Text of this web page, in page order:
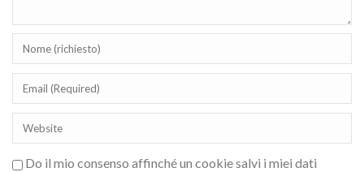
Do il mio consenso affinché un cookie salvi i miei dati